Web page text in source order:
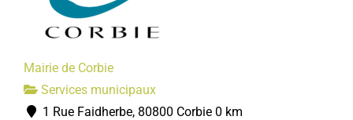
Mairie de Corbie
Services municipaux
1 Rue Faidherbe, 80800 Corbie 0 km